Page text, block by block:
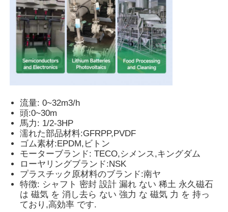
化学遠心ポンプ
フッ素によって並べられる化学ポンプ
肺弁ポンプ
計量量ポンプ
浸水許容の下水ポンプ
産業遠心送風機
流量: 0~32m3/h
頭:0~30m
馬力: 1/2-3HP
濡れた部品材料:GFRPP,PVDF
ゴム素材:EPDM,ビトン
モーターブランド: TECO,シメンス,キングダム
ローヤリングブランド:NSK
プラスチック原材料のブランド:南ヤ
特徴: シャフト 密封 設計 漏れ ない 稀土 永久磁石
は 磁気 を 消し去ら ない 強力 な 磁気 力 を 持っ
ており,高効率 です.